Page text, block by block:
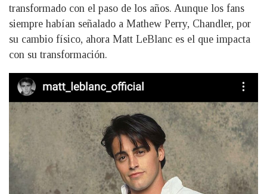
transformado con el paso de los años. Aunque los fans
siempre habían señalado a Mathew Perry, Chandler, por
su cambio físico, ahora Matt LeBlanc es el que impacta
con su transformación.